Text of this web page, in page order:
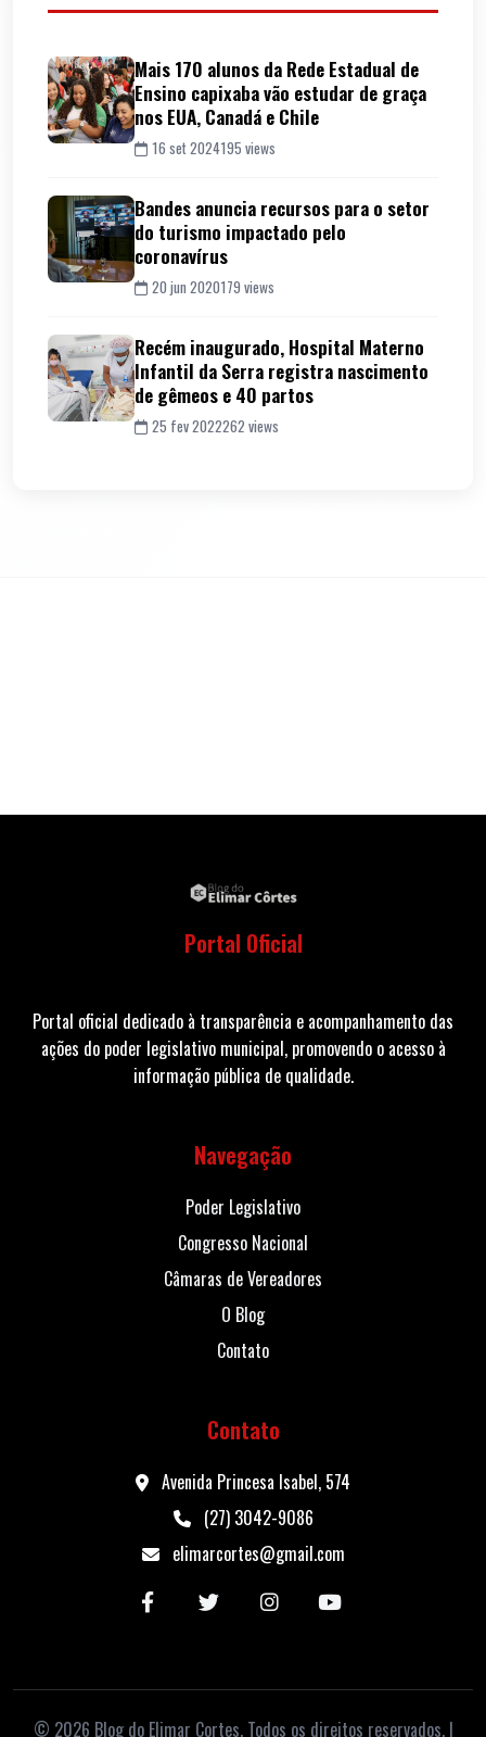
Mais 170 alunos da Rede Estadual de
Ensino capixaba vão estudar de graça
nos EUA, Canadá e Chile
16 set 2024195 views
Bandes anuncia recursos para o setor
do turismo impactado pelo
coronavírus
20 jun 2020179 views
Recém inaugurado, Hospital Materno
Infantil da Serra registra nascimento
de gêmeos e 40 partos
25 fev 2022262 views
Portal Oficial
Portal oficial dedicado à transparência e acompanhamento das
ações do poder legislativo municipal, promovendo o acesso à
informação pública de qualidade.
Navegação
Poder Legislativo
Congresso Nacional
Câmaras de Vereadores
O Blog
Contato
Contato
Avenida Princesa Isabel, 574
(27) 3042-9086
elimarcortes@gmail.com
© 2026 Blog do Elimar Cortes. Todos os direitos reservados. |